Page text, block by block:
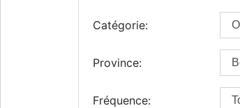
Catégorie:
Province:
Fréquence: